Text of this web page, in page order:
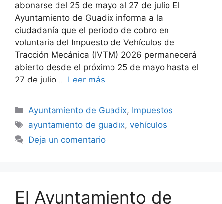
abonarse del 25 de mayo al 27 de julio El
Ayuntamiento de Guadix informa a la
ciudadanía que el periodo de cobro en
voluntaria del Impuesto de Vehículos de
Tracción Mecánica (IVTM) 2026 permanecerá
abierto desde el próximo 25 de mayo hasta el
27 de julio … Leer más
Categorías
Ayuntamiento de Guadix, Impuestos
Etiquetas
ayuntamiento de guadix,vehículos
Deja un comentario
El Ayuntamiento de